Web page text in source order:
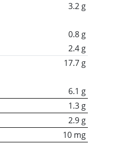
3.2 g
0.8 g
2.4 g
17.7 g
6.1 g
1.3 g
2.9 g
10 mg